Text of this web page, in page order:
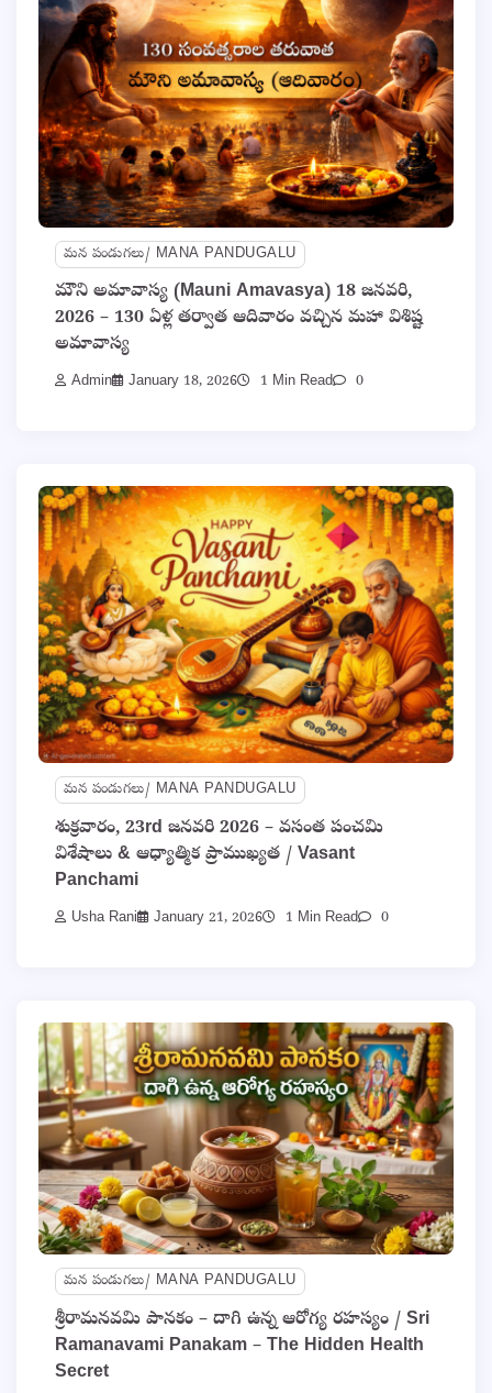
మన పండుగలు/ MANA PANDUGALU
మౌని అమావాస్య (Mauni Amavasya) 18 జనవరి,
2026 – 130 ఏళ్ల తర్వాత ఆదివారం వచ్చిన మహా విశిష్ట
అమావాస్య
Admin January 18, 2026 1 Min Read 0
మన పండుగలు/ MANA PANDUGALU
శుక్రవారం, 23rd జనవరి 2026 – వసంత పంచమి
విశేషాలు & ఆధ్యాత్మిక ప్రాముఖ్యత / Vasant
Panchami
Usha Rani January 21, 2026 1 Min Read 0
మన పండుగలు/ MANA PANDUGALU
శ్రీరామనవమి పానకం – దాగి ఉన్న ఆరోగ్య రహస్యం / Sri
Ramanavami Panakam – The Hidden Health
Secret